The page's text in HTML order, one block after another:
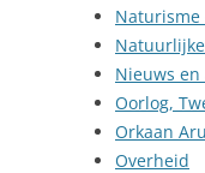
Naturisme
Nieuws
Oorlog,
Orkaan
Overheid